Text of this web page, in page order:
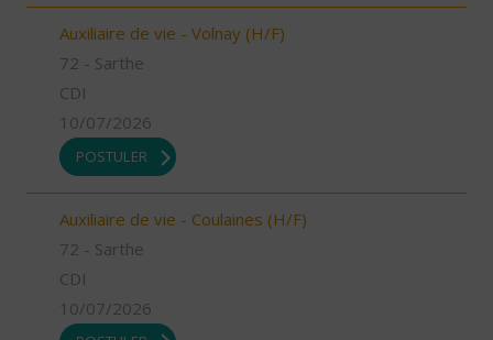
Auxiliaire de vie - Volnay (H/F)
72 - Sarthe
CDI
10/07/2026
POSTULER
Auxiliaire de vie - Coulaines (H/F)
72 - Sarthe
CDI
10/07/2026